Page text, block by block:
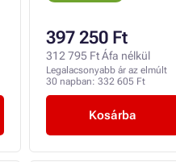
397 250 Ft
312 795 Ft Áfa nélkül
Legalacsonyabb ár az elmúlt
30 napban: 332 605 Ft
Kosárba